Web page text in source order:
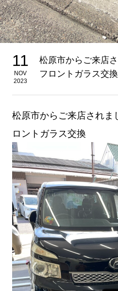
11
NOV
2023
松原市からご来店
フロントガラス交換
松原市からご来店され
ロントガラス交換